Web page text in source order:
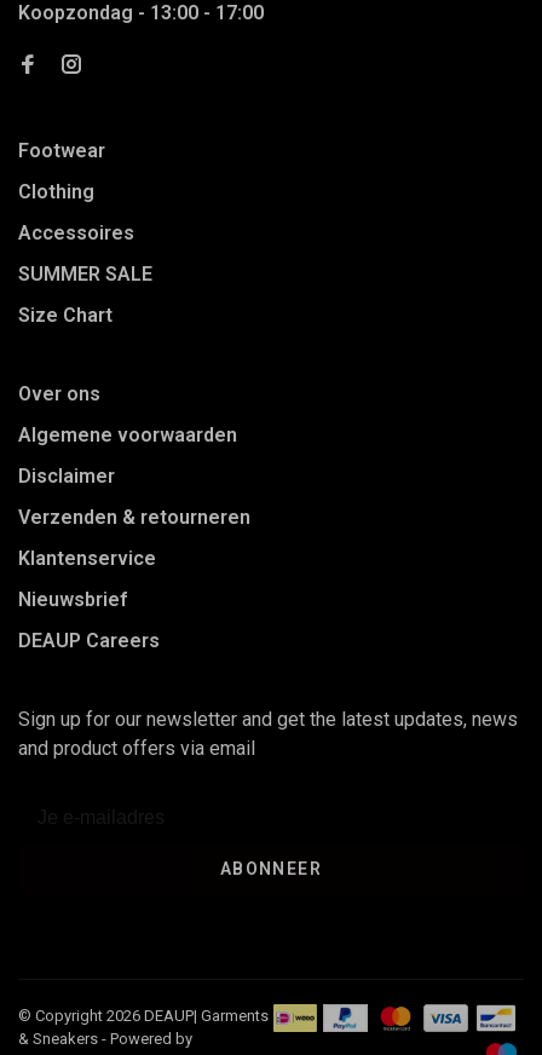
Koopzondag - 13:00 - 17:00
Footwear
Clothing
Accessoires
SUMMER SALE
Size Chart
Over ons
Algemene voorwaarden
Disclaimer
Verzenden & retourneren
Klantenservice
Nieuwsbrief
DEAUP Careers
Sign up for our newsletter and get the latest updates, news
and product offers via email
ABONNEER
© Copyright 2026 DEAUP| Garments
& Sneakers - Powered by